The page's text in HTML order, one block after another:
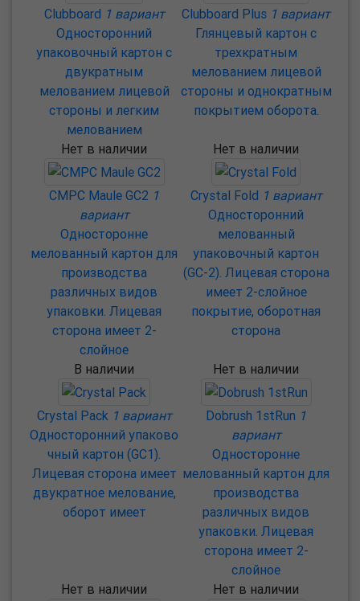
Clubboard 1 вариант
Односторонний
упаковочный картон с
двукратным
мелованием лицевой
стороны и легким
мелованием
Clubboard Plus 1 вариант
Глянцевый картон с
трехкратным
мелованием лицевой
стороны и однократным
покрытием оборота.
Нет в наличии
CMPC Maule GC2 1
вариант
Односторонне
мелованный картон для
производства
различных видов
упаковки. Лицевая
сторона имеет 2-
слойное
Нет в наличии
Crystal Fold 1 вариант
Односторонний
мелованный
упаковочный картон
(GC-2). Лицевая сторона
имеет 2-слойное
покрытие, оборотная
сторона
В наличии
Crystal Pack 1 вариант
Односторонний упаково
чный картон (GC1).
Лицевая сторона имеет
двукратное мелование,
оборот имеет
Нет в наличии
Dobrush 1stRun 1
вариант
Односторонне
мелованный картон для
производства
различных видов
упаковки. Лицевая
сторона имеет 2-
слойное
Нет в наличии
Нет в наличии